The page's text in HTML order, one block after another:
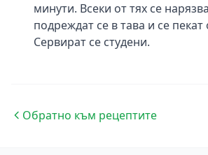
минути. Всеки от тях се
подреждат се в тава и се
Сервират се студени.
Обратно към рецептите